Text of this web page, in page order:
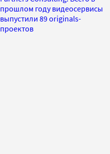
прошлом году видеосервисы
выпустили 89 originals-
проектов